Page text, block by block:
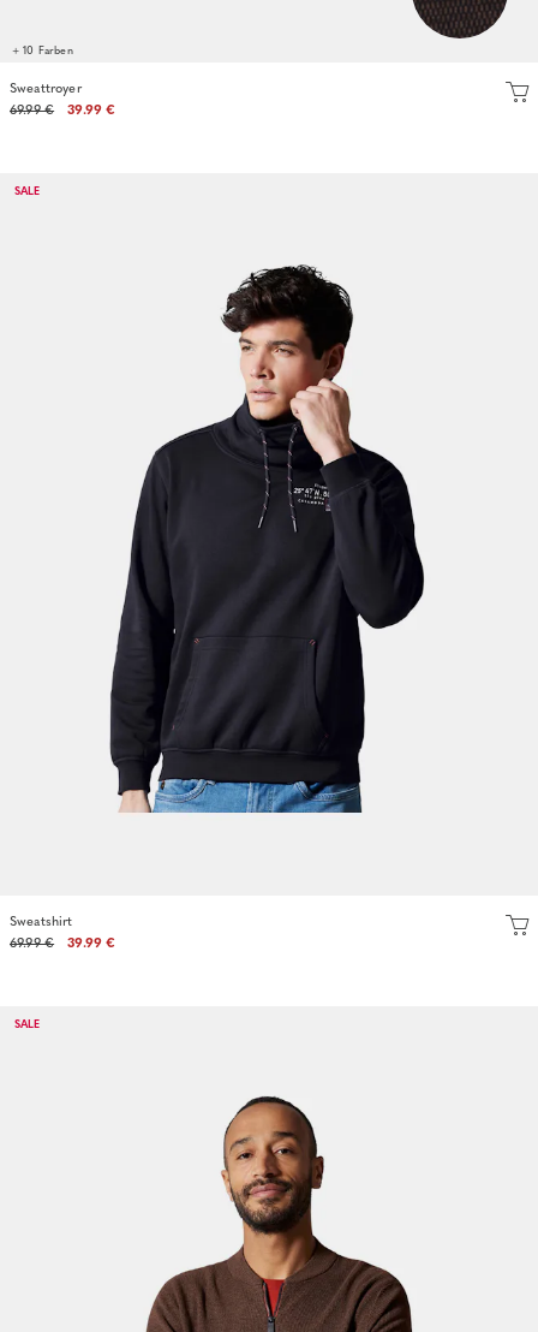
+ 10 Farben
Sweattroyer
69.99 €
39.99 €
SALE
Sweatshirt
69.99 €
39.99 €
SALE